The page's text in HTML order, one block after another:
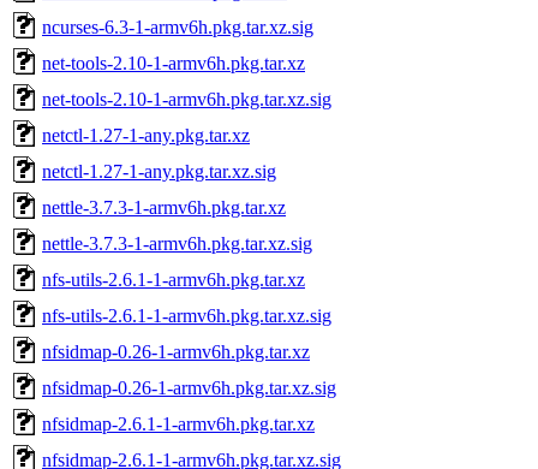
ncurses-6.3-1-armv6h.pkg.tar.xz.sig
net-tools-2.10-1-armv6h.pkg.tar.xz
net-tools-2.10-1-armv6h.pkg.tar.xz.sig
netctl-1.27-1-any.pkg.tar.xz
netctl-1.27-1-any.pkg.tar.xz.sig
nettle-3.7.3-1-armv6h.pkg.tar.xz
nettle-3.7.3-1-armv6h.pkg.tar.xz.sig
nfs-utils-2.6.1-1-armv6h.pkg.tar.xz
nfs-utils-2.6.1-1-armv6h.pkg.tar.xz.sig
nfsidmap-0.26-1-armv6h.pkg.tar.xz
nfsidmap-0.26-1-armv6h.pkg.tar.xz.sig
nfsidmap-2.6.1-1-armv6h.pkg.tar.xz
nfsidmap-2.6.1-1-armv6h.pkg.tar.xz.sig